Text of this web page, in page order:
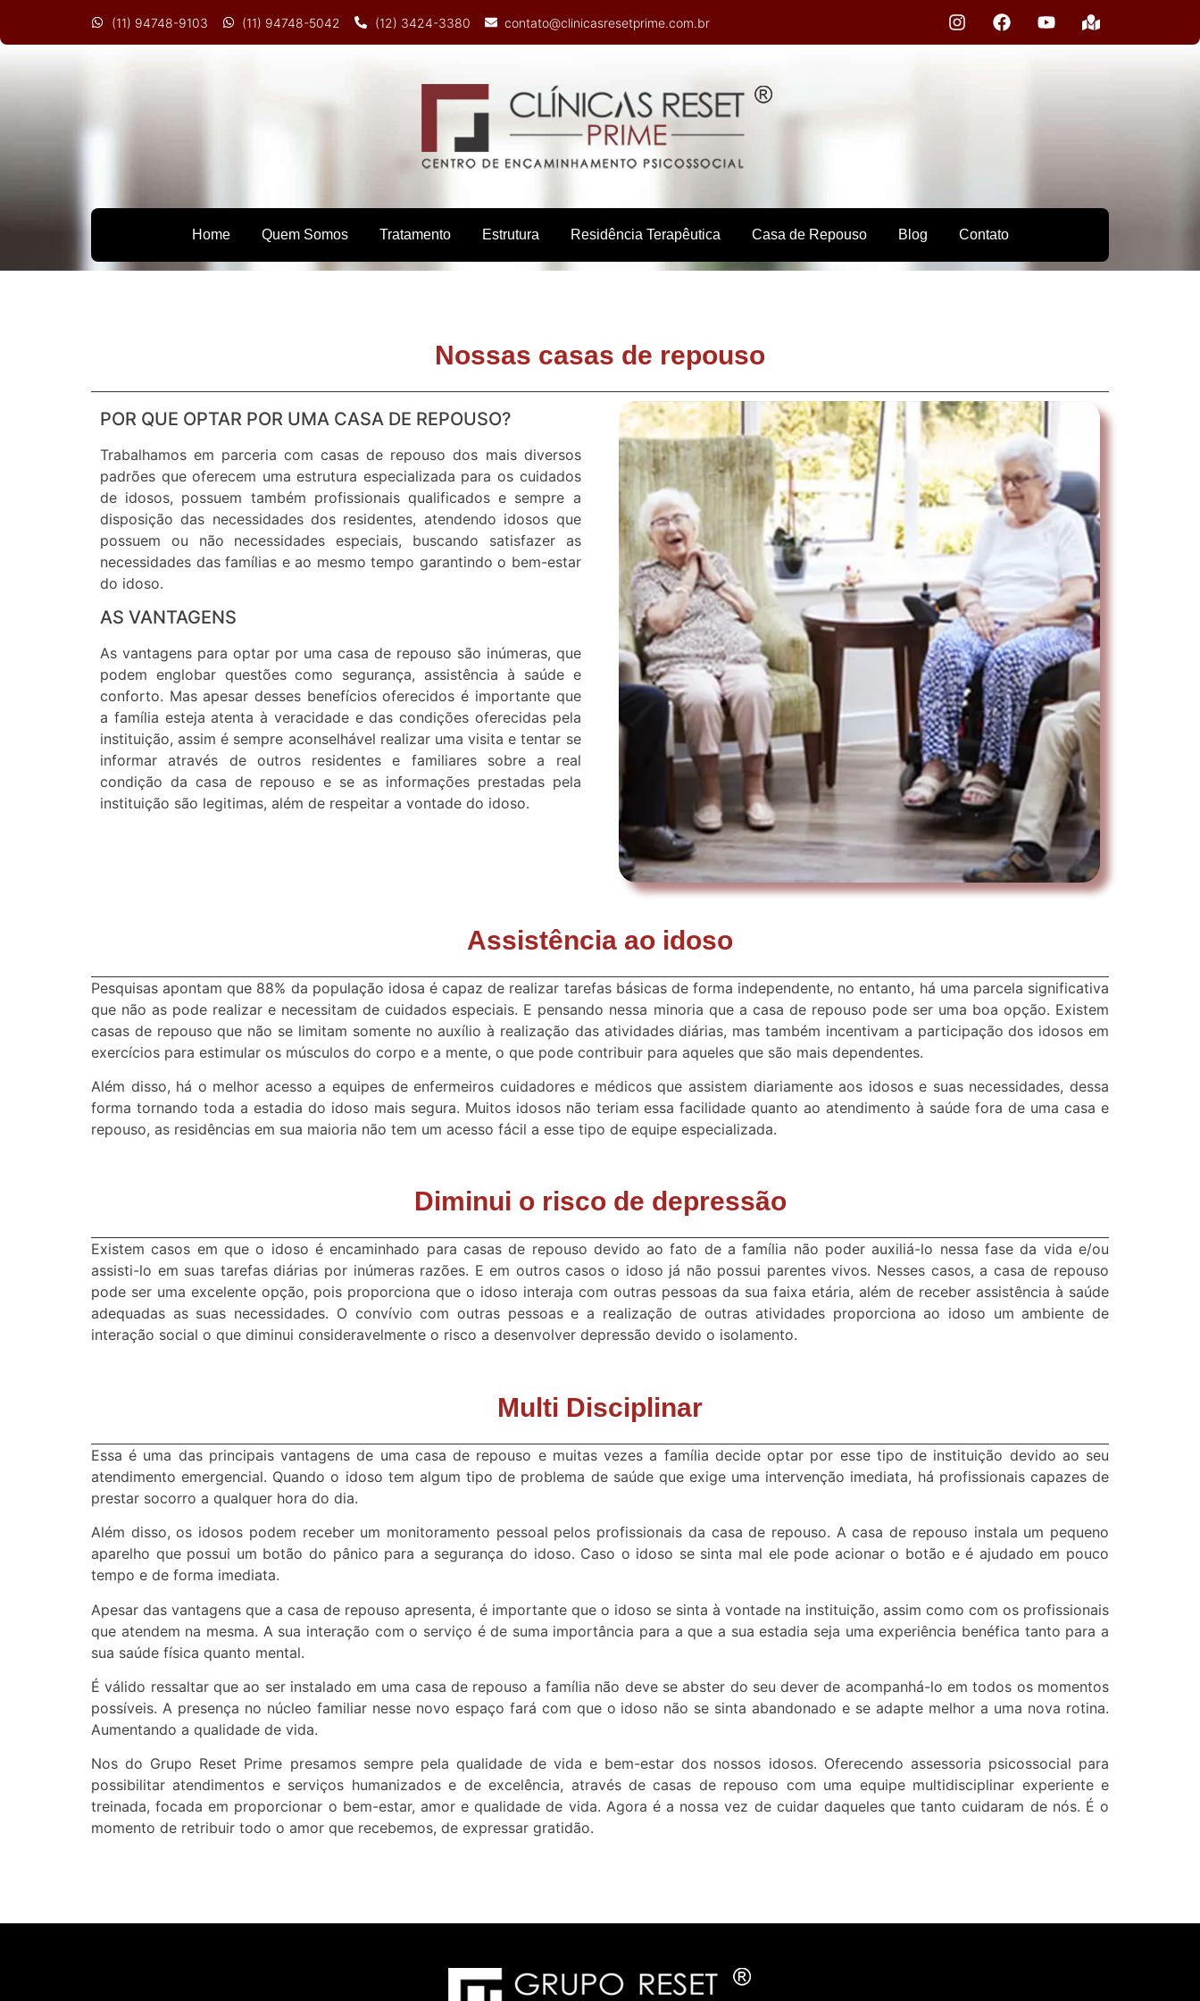
(11) 94748-9103 (11) 94748-5042 (12) 3424-3380 contato@clinicasresetprime.com.br
Home Quem Somos Tratamento Estrutura Residência Terapêutica Casa de Repouso Blog Contato
Nossas casas de repouso
POR QUE OPTAR POR UMA CASA DE REPOUSO?
Trabalhamos em parceria com casas de repouso dos mais diversos
padrões que oferecem uma estrutura especializada para os cuidados
de idosos, possuem também profissionais qualificados e sempre a
disposição das necessidades dos residentes, atendendo idosos que
possuem ou não necessidades especiais, buscando satisfazer as
necessidades das famílias e ao mesmo tempo garantindo o bem-estar
do idoso.
AS VANTAGENS
As vantagens para optar por uma casa de repouso são inúmeras, que
podem englobar questões como segurança, assistência à saúde e
conforto. Mas apesar desses benefícios oferecidos é importante que
a família esteja atenta à veracidade e das condições oferecidas pela
instituição, assim é sempre aconselhável realizar uma visita e tentar se
informar através de outros residentes e familiares sobre a real
condição da casa de repouso e se as informações prestadas pela
instituição são legitimas, além de respeitar a vontade do idoso.
Assistência ao idoso
Pesquisas apontam que 88% da população idosa é capaz de realizar tarefas básicas de forma independente, no entanto, há uma parcela significativa
que não as pode realizar e necessitam de cuidados especiais. E pensando nessa minoria que a casa de repouso pode ser uma boa opção. Existem
casas de repouso que não se limitam somente no auxílio à realização das atividades diárias, mas também incentivam a participação dos idosos em
exercícios para estimular os músculos do corpo e a mente, o que pode contribuir para aqueles que são mais dependentes.
Além disso, há o melhor acesso a equipes de enfermeiros cuidadores e médicos que assistem diariamente aos idosos e suas necessidades, dessa
forma tornando toda a estadia do idoso mais segura. Muitos idosos não teriam essa facilidade quanto ao atendimento à saúde fora de uma casa e
repouso, as residências em sua maioria não tem um acesso fácil a esse tipo de equipe especializada.
Diminui o risco de depressão
Existem casos em que o idoso é encaminhado para casas de repouso devido ao fato de a família não poder auxiliá-lo nessa fase da vida e/ou
assisti-lo em suas tarefas diárias por inúmeras razões. E em outros casos o idoso já não possui parentes vivos. Nesses casos, a casa de repouso
pode ser uma excelente opção, pois proporciona que o idoso interaja com outras pessoas da sua faixa etária, além de receber assistência à saúde
adequadas as suas necessidades. O convívio com outras pessoas e a realização de outras atividades proporciona ao idoso um ambiente de
interação social o que diminui consideravelmente o risco a desenvolver depressão devido o isolamento.
Multi Disciplinar
Essa é uma das principais vantagens de uma casa de repouso e muitas vezes a família decide optar por esse tipo de instituição devido ao seu
atendimento emergencial. Quando o idoso tem algum tipo de problema de saúde que exige uma intervenção imediata, há profissionais capazes de
prestar socorro a qualquer hora do dia.
Além disso, os idosos podem receber um monitoramento pessoal pelos profissionais da casa de repouso. A casa de repouso instala um pequeno
aparelho que possui um botão do pânico para a segurança do idoso. Caso o idoso se sinta mal ele pode acionar o botão e é ajudado em pouco
tempo e de forma imediata.
Apesar das vantagens que a casa de repouso apresenta, é importante que o idoso se sinta à vontade na instituição, assim como com os profissionais
que atendem na mesma. A sua interação com o serviço é de suma importância para a que a sua estadia seja uma experiência benéfica tanto para a
sua saúde física quanto mental.
É válido ressaltar que ao ser instalado em uma casa de repouso a família não deve se abster do seu dever de acompanhá-lo em todos os momentos
possíveis. A presença no núcleo familiar nesse novo espaço fará com que o idoso não se sinta abandonado e se adapte melhor a uma nova rotina.
Aumentando a qualidade de vida.
Nos do Grupo Reset Prime presamos sempre pela qualidade de vida e bem-estar dos nossos idosos. Oferecendo assessoria psicossocial para
possibilitar atendimentos e serviços humanizados e de excelência, através de casas de repouso com uma equipe multidisciplinar experiente e
treinada, focada em proporcionar o bem-estar, amor e qualidade de vida. Agora é a nossa vez de cuidar daqueles que tanto cuidaram de nós. É o
momento de retribuir todo o amor que recebemos, de expressar gratidão.